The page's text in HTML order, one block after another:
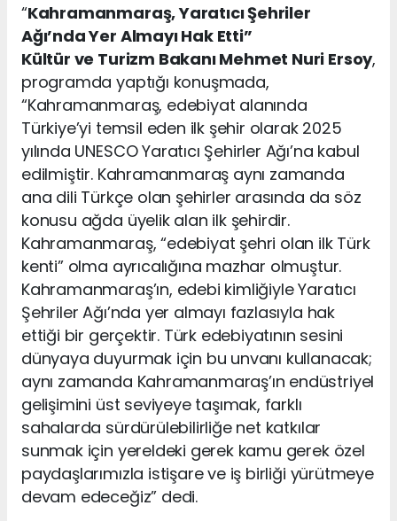
“Kahramanmaraş, Yaratıcı Şehriler
Ağı’nda Yer Almayı Hak Etti”
Kültür ve Turizm Bakanı Mehmet Nuri Ersoy,
programda yaptığı konuşmada,
“Kahramanmaraş, edebiyat alanında
Türkiye’yi temsil eden ilk şehir olarak 2025
yılında UNESCO Yaratıcı Şehirler Ağı’na kabul
edilmiştir. Kahramanmaraş aynı zamanda
ana dili Türkçe olan şehirler arasında da söz
konusu ağda üyelik alan ilk şehirdir.
Kahramanmaraş, “edebiyat şehri olan ilk Türk
kenti” olma ayrıcalığına mazhar olmuştur.
Kahramanmaraş’ın, edebi kimliğiyle Yaratıcı
Şehriler Ağı’nda yer almayı fazlasıyla hak
ettiği bir gerçektir. Türk edebiyatının sesini
dünyaya duyurmak için bu unvanı kullanacak;
aynı zamanda Kahramanmaraş’ın endüstriyel
gelişimini üst seviyeye taşımak, farklı
sahalarda sürdürülebilirliğe net katkılar
sunmak için yereldeki gerek kamu gerek özel
paydaşlarımızla istişare ve iş birliği yürütmeye
devam edeceğiz” dedi.